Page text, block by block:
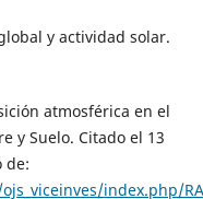
y actividad solar.
atmosférica en el
y Suelo. Citado el 13
de:
index.php/